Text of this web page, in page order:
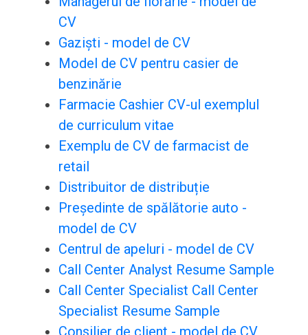
CV
Gaziști - model de CV
Model de CV pentru casier de
benzinărie
Farmacie Cashier CV-ul exemplul
de curriculum vitae
Exemplu de CV de farmacist de
retail
Distribuitor de distribuție
Președinte de spălătorie auto -
model de CV
Centrul de apeluri - model de CV
Call Center Analyst Resume Sample
Call Center Specialist Call Center
Specialist Resume Sample
Consilier de client - model de CV